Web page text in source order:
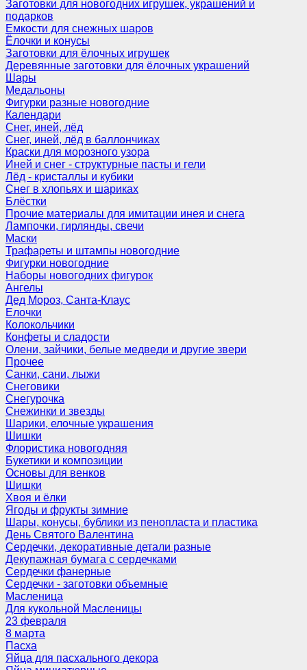
Заготовки для новогодних игрушек, украшений и
подарков
Емкости для снежных шаров
Ёлочки и конусы
Заготовки для ёлочных игрушек
Деревянные заготовки для ёлочных украшений
Шары
Медальоны
Фигурки разные новогодние
Календари
Снег, иней, лёд
Снег, иней, лёд в баллончиках
Краски для морозного узора
Иней и снег - структурные пасты и гели
Лёд - кристаллы и кубики
Снег в хлопьях и шариках
Блёстки
Прочие материалы для имитации инея и снега
Лампочки, гирлянды, свечи
Маски
Трафареты и штампы новогодние
Фигурки новогодние
Наборы новогодних фигурок
Ангелы
Дед Мороз, Санта-Клаус
Елочки
Колокольчики
Конфеты и сладости
Олени, зайчики, белые медведи и другие звери
Прочее
Санки, сани, лыжи
Снеговики
Снегурочка
Снежинки и звезды
Шарики, елочные украшения
Шишки
Флористика новогодняя
Букетики и композиции
Основы для венков
Шишки
Хвоя и ёлки
Ягоды и фрукты зимние
Шары, конусы, бублики из пенопласта и пластика
День Святого Валентина
Сердечки, декоративные детали разные
Декупажная бумага с сердечками
Сердечки фанерные
Сердечки - заготовки объемные
Масленица
Для кукольной Масленицы
23 февраля
8 марта
Пасха
Яйца для пасхального декора